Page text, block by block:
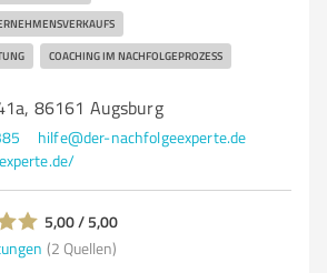
COACHING IM NACHFOLGEPROZESS
86161 Augsburg
hilfe@der-nachfolgeexperte.de
5,00 / 5,00
(2 Quellen)